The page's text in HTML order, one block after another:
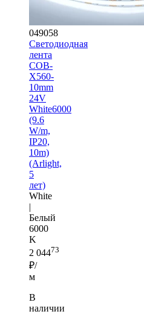
049058
Светодиодная
лента
COB-
X560-
10mm
24V
White6000
(9.6
W/m,
IP20,
10m)
(Arlight,
5
лет)
White
|
Белый
6000
K
2 04473
₽/
м
В
наличии